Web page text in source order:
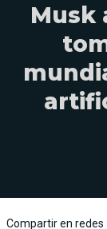
Musk
Compartir en redes